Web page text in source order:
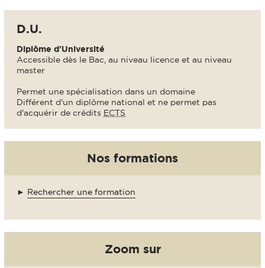
D.U.
Diplôme d'Université
Accessible dès le Bac, au niveau licence et au niveau
master
Permet une spécialisation dans un domaine
Différent d'un diplôme national et ne permet pas
d'acquérir de crédits ECTS
Nos formations
► Rechercher une formation
Zoom sur